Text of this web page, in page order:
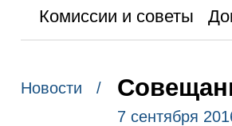
Комиссии и советы
Новости /
7 сентября